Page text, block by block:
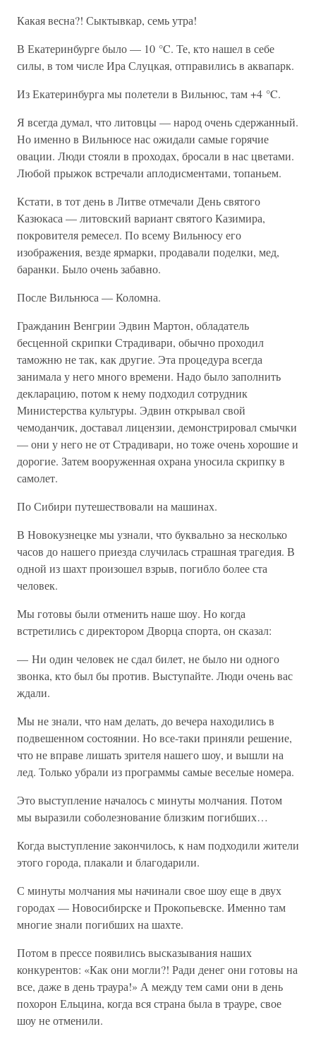
Какая весна?! Сыктывкар, семь утра!
В Екатеринбурге было — 10 °C. Те, кто нашел в себе
силы, в том числе Ира Слуцкая, отправились в аквапарк.
Из Екатеринбурга мы полетели в Вильнюс, там +4 °C.
Я всегда думал, что литовцы — народ очень сдержанный.
Но именно в Вильнюсе нас ожидали самые горячие
овации. Люди стояли в проходах, бросали в нас цветами.
Любой прыжок встречали аплодисментами, топаньем.
Кстати, в тот день в Литве отмечали День святого
Казюкаса — литовский вариант святого Казимира,
покровителя ремесел. По всему Вильнюсу его
изображения, везде ярмарки, продавали поделки, мед,
баранки. Было очень забавно.
После Вильнюса — Коломна.
Гражданин Венгрии Эдвин Мартон, обладатель
бесценной скрипки Страдивари, обычно проходил
таможню не так, как другие. Эта процедура всегда
занимала у него много времени. Надо было заполнить
декларацию, потом к нему подходил сотрудник
Министерства культуры. Эдвин открывал свой
чемоданчик, доставал лицензии, демонстрировал смычки
— они у него не от Страдивари, но тоже очень хорошие и
дорогие. Затем вооруженная охрана уносила скрипку в
самолет.
По Сибири путешествовали на машинах.
В Новокузнецке мы узнали, что буквально за несколько
часов до нашего приезда случилась страшная трагедия. В
одной из шахт произошел взрыв, погибло более ста
человек.
Мы готовы были отменить наше шоу. Но когда
встретились с директором Дворца спорта, он сказал:
— Ни один человек не сдал билет, не было ни одного
звонка, кто был бы против. Выступайте. Люди очень вас
ждали.
Мы не знали, что нам делать, до вечера находились в
подвешенном состоянии. Но все-таки приняли решение,
что не вправе лишать зрителя нашего шоу, и вышли на
лед. Только убрали из программы самые веселые номера.
Это выступление началось с минуты молчания. Потом
мы выразили соболезнование близким погибших…
Когда выступление закончилось, к нам подходили жители
этого города, плакали и благодарили.
С минуты молчания мы начинали свое шоу еще в двух
городах — Новосибирске и Прокопьевске. Именно там
многие знали погибших на шахте.
Потом в прессе появились высказывания наших
конкурентов: «Как они могли?! Ради денег они готовы на
все, даже в день траура!» А между тем сами они в день
похорон Ельцина, когда вся страна была в трауре, свое
шоу не отменили.